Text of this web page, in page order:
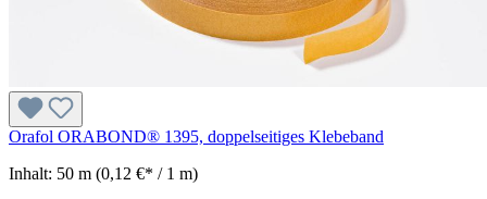
Orafol ORABOND® 1395, doppelseitiges Klebeband
Inhalt: 50 m (0,12 €* / 1 m)